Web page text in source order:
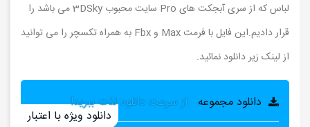
لباس که از سری آبجکت های Pro سایت محبوب 3DSky می باشد را
قرار دادیم.این فایل با فرمت Max و Fbx به همراه تکسچر را می توانید
از لینک زیر دانلود نمائید.
دانلود مجموعه از سرعت دانلود لذت ببرید!
دانلود ویژه با اعتبار